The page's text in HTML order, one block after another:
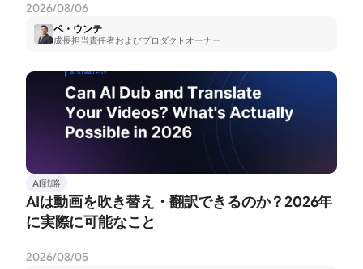
2026/08/06
ペ・ウンテ
成長担当責任者およびプロダクトオーナー
AI戦略
AIは動画を吹き替え・翻訳できるのか？2026年
に実際に可能なこと
2026/08/05